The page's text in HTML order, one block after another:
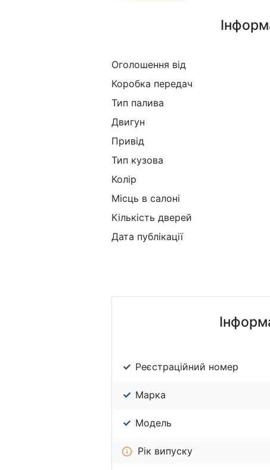
Оголошення від
Коробка передач
Тип палива
Двигун
Привід
Тип кузова
Колір
Місць в салоні
Кількість дверей
Дата публікації
Реєстраційний номер
Марка
Модель
Рік випуску